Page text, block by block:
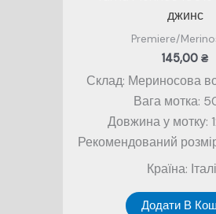
джинс
Premiere/
145,00₴
Склад: Мериносова
Вага мотка:
Довжина у мотку:
Рекомендований
Країна:
Додати В